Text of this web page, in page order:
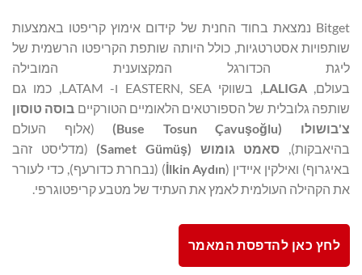
Bitget נמצאת בחוד החנית של קידום אימוץ קריפטו באמצעות
שותפויות אסטרטגיות, כולל היותה שותפת הקריפטו הרשמית של
ליגת הכדורגל המקצוענית המובילה
בעולם,LALIGA
, בשווקי EASTERN, SEA ו- LATAM, כמו גם
שותפה גלובלית של הספורטאים הלאומיים הטורקיים בוסה טוסון
צ'בושולו (
Buse Tosun Çavuşoğlu
) (אלוף העולם
בהיאבקות), סאמט גומוש ( Samet Gümüş
) (מדליסט זהב
באיגרוף) ואילקין איידין (
İlkin Aydın ) (נבחרת כדורעף), כדי לעורר
את הקהילה העולמית לאמץ את העתיד של מטבע קריפטוגרפי.
לחץ כאן להדפסת המאמר